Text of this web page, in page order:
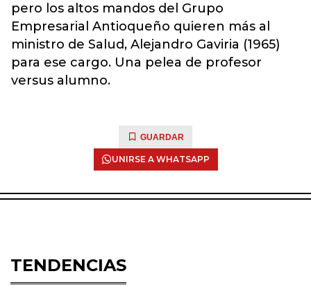
pero los altos mandos del Grupo
Empresarial Antioqueño quieren más al
ministro de Salud, Alejandro Gaviria (1965)
para ese cargo. Una pelea de profesor
versus alumno.
GUARDAR
UNIRSE A WHATSAPP
TENDENCIAS